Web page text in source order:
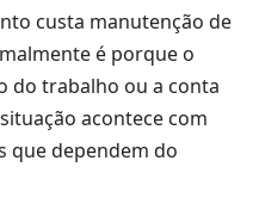
custa manutenção de
é porque o
do trabalho ou a conta
acontece com
que dependem do